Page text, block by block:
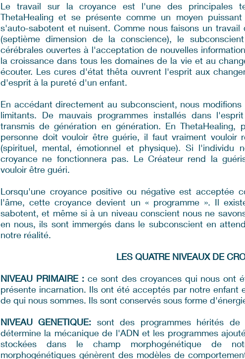
Le travail sur la croyance est l'une des principales
ThetaHealing et se présente comme un moyen
s'auto-sabotent et nuisent. Comme nous faisons un
(septième dimension de la conscience), le
cérébrales ouvertes à l'acceptation de nouvelles
la croissance dans tous les domaines de la vie et au
écouter. Les cures d'état thêta ouvrent l'esprit aux
d'esprit à la pureté d'un enfant.
En accédant directement au subconscient, nous
limitants. De mauvais programmes installés dans
transmis de génération en génération. En
personne doit vouloir être guérie, il faut vraiment vouloir
(spirituel, mental, émotionnel et physique). Si
croyance ne fonctionnera pas. Le Créateur rend la
vouloir être guéri.
Lorsqu'une croyance positive ou négative est acceptée
l'âme, cette croyance devient un « programme ». Il
sabotent, et même si à un niveau conscient nous ne
en nous, ils sont immergés dans le subconscient en
notre réalité.
LES QUATRE NIVEAUX DE
NIVEAU PRIMAIRE :ce sont des croyances qui nous ont
présente incarnation. Ils ont été acceptés par notre enfant
de qui nous sommes. Ils sont conservés sous forme
NIVEAU GENETIQUE: sont des programmes hérités
détermine la mécanique de l'ADN et les programmes
stockées dans le champ morphogénétique de
morphogénétiques génèrent des modèles de